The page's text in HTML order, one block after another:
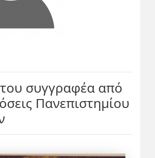
του συγγραφέα από
Πανεπιστημίου